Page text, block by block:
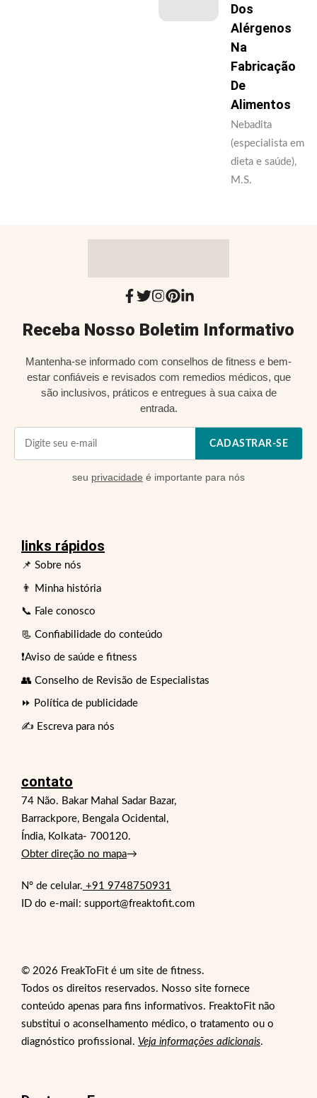
Dos
Alérgenos
Na
Fabricação
De
Alimentos
Nebadita
(especialista em
dieta e saúde),
M.S.
Receba Nosso Boletim Informativo
Mantenha-se informado com conselhos de fitness e bem-
estar confiáveis e revisados com remedios médicos, que
são inclusivos, práticos e entregues à sua caixa de
entrada.
CADASTRAR-SE
seu privacidade é importante para nós
links rápidos
📌 Sobre nós
👨 Minha história
📞 Fale conosco
📃 Confiabilidade do conteúdo
❗Aviso de saúde e fitness
👥 Conselho de Revisão de Especialistas
⏩ Política de publicidade
✍️ Escreva para nós
contato
74 Não. Bakar Mahal Sadar Bazar,
Barrackpore, Bengala Ocidental,
Índia, Kolkata- 700120.
Obter direção no mapa→
Nº de celular. +91 9748750931
ID do e-mail: support@freaktofit.com
© 2026 FreakToFit é um site de fitness.
Todos os direitos reservados. Nosso site fornece
conteúdo apenas para fins informativos. FreaktoFit não
substitui o aconselhamento médico, o tratamento ou o
diagnóstico profissional. Veja informações adicionais.